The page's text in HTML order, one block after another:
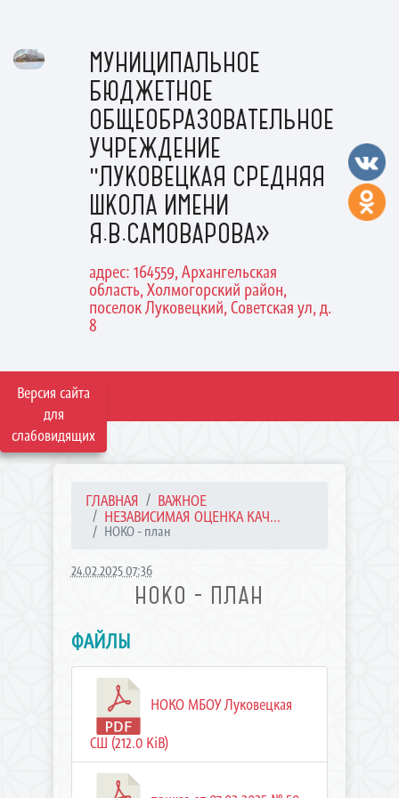
Версия сайта
для
слабовидящих
МУНИЦИПАЛЬНОЕ
БЮДЖЕТНОЕ
ОБЩЕОБРАЗОВАТЕЛЬНОЕ
УЧРЕЖДЕНИЕ
"ЛУКОВЕЦКАЯ СРЕДНЯЯ
ШКОЛА ИМЕНИ
Я.В.САМОВАРОВА»
адрес: 164559, Архангельская
область, Холмогорский район,
поселок Луковецкий, Советская ул, д.
8
ГЛАВНАЯ
ВАЖНОЕ
НЕЗАВИСИМАЯ ОЦЕНКА КАЧ...
НОКО - план
24.02.2025 07:36
НОКО - ПЛАН
ФАЙЛЫ
НОКО МБОУ Луковецкая
СШ (212.0 KiB)